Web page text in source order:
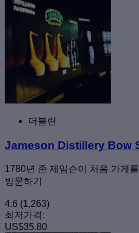
더블린
Jameson Distillery Bow
1780년 존 제임슨이 처음 가게
방문하기
4.6 (1,263)
최저가격:
US$35.80